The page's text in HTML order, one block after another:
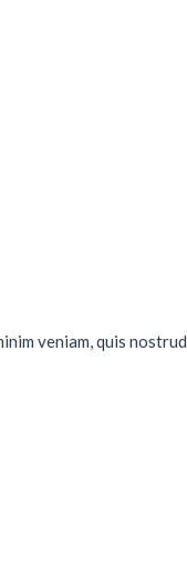
veniam, quis nostrud